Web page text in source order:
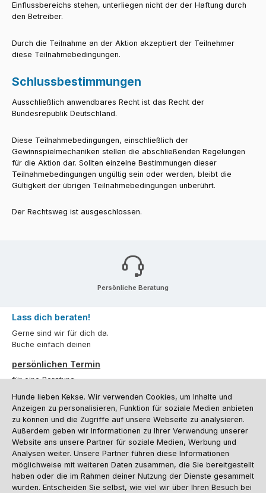
Einflussbereichs stehen, unterliegen nicht der der Haftung durch
den Betreiber.
Durch die Teilnahme an der Aktion akzeptiert der Teilnehmer
diese Teilnahmebedingungen.
Schlussbestimmungen
Ausschließlich anwendbares Recht ist das Recht der
Bundesrepublik Deutschland.
Diese Teilnahmebedingungen, einschließlich der
Gewinnspielmechaniken stellen die abschließenden Regelungen
für die Aktion dar. Sollten einzelne Bestimmungen dieser
Teilnahmebedingungen ungültig sein oder werden, bleibt die
Gültigkeit der übrigen Teilnahmebedingungen unberührt.
Der Rechtsweg ist ausgeschlossen.
Persönliche Beratung
Lass dich beraten!
Gerne sind wir für dich da.
Buche einfach deinen
persönlichen Termin
für eine Beratung.
Oder über unserKontaktformular.
Vertrag widerrufen
Kundenservice
Informationen
Hunde lieben Kekse. Wir verwenden Cookies, um Inhalte und
Anzeigen zu personalisieren, Funktion für soziale Medien anbieten
zu können und die Zugriffe auf unsere Webseite zu analysieren.
Außerdem geben wir Informationen zu Ihrer Verwendung unserer
Website ans unsere Partner für soziale Medien, Werbung und
Analysen weiter. Unsere Partner führen diese Informationen
möglichweise mit weiteren Daten zusammen, die Sie bereitgestellt
haben oder die im Rahmen deiner Nutzung der Dienste gesammelt
wurden. Entscheiden Sie selbst, wie viel wir über Ihren Besuch bei